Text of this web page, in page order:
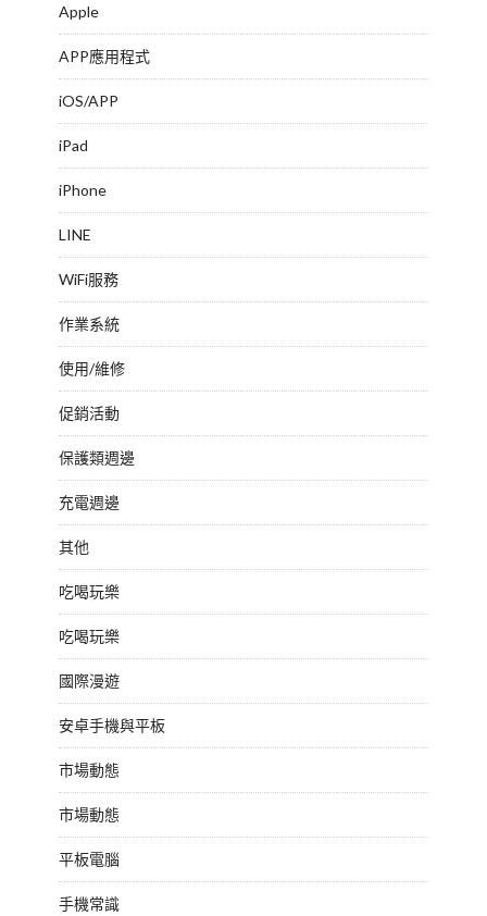
Apple
APP應用程式
iOS/APP
iPad
iPhone
LINE
WiFi服務
作業系統
使用/維修
促銷活動
保護類週邊
充電週邊
其他
吃喝玩樂
吃喝玩樂
國際漫遊
安卓手機與平板
市場動態
市場動態
平板電腦
手機常識